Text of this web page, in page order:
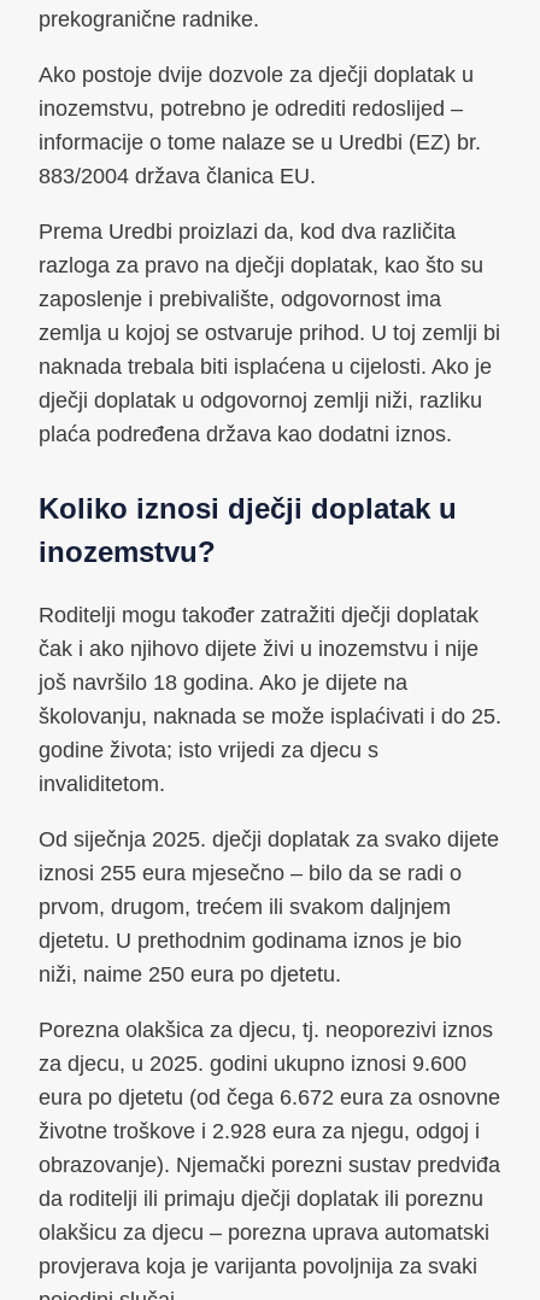
prekogranične radnike.
Ako postoje dvije dozvole za dječji doplatak u
inozemstvu, potrebno je odrediti redoslijed –
informacije o tome nalaze se u Uredbi (EZ) br.
883/2004 država članica EU.
Prema Uredbi proizlazi da, kod dva različita
razloga za pravo na dječji doplatak, kao što su
zaposlenje i prebivalište, odgovornost ima
zemlja u kojoj se ostvaruje prihod. U toj zemlji bi
naknada trebala biti isplaćena u cijelosti. Ako je
dječji doplatak u odgovornoj zemlji niži, razliku
plaća podređena država kao dodatni iznos.
Koliko iznosi dječji doplatak u
inozemstvu?
Roditelji mogu također zatražiti dječji doplatak
čak i ako njihovo dijete živi u inozemstvu i nije
još navršilo 18 godina. Ako je dijete na
školovanju, naknada se može isplaćivati i do 25.
godine života; isto vrijedi za djecu s
invaliditetom.
Od siječnja 2025. dječji doplatak za svako dijete
iznosi 255 eura mjesečno – bilo da se radi o
prvom, drugom, trećem ili svakom daljnjem
djetetu. U prethodnim godinama iznos je bio
niži, naime 250 eura po djetetu.
Porezna olakšica za djecu, tj. neoporezivi iznos
za djecu, u 2025. godini ukupno iznosi 9.600
eura po djetetu (od čega 6.672 eura za osnovne
životne troškove i 2.928 eura za njegu, odgoj i
obrazovanje). Njemački porezni sustav predviđa
da roditelji ili primaju dječji doplatak ili poreznu
olakšicu za djecu – porezna uprava automatski
provjerava koja je varijanta povoljnija za svaki